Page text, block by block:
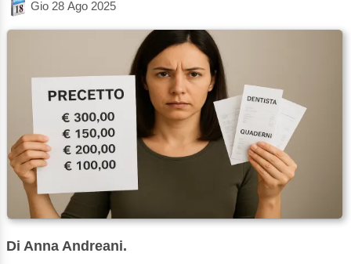
Gio 28 Ago 2025
Di Anna Andreani.